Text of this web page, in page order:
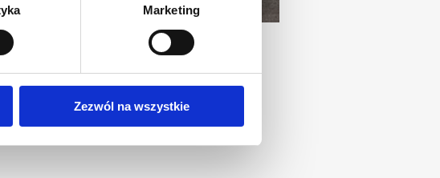
Marketing
Zezwól na wszystkie